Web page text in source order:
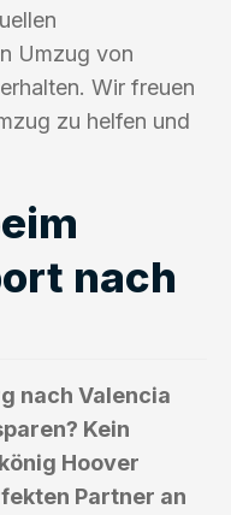
Umzug von
Wir freuen
zu helfen und
nach
nach Valencia
Kein
Hoover
Partner an